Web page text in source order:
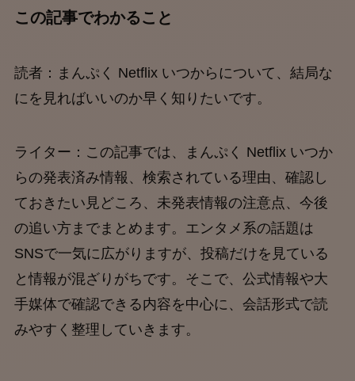
この記事でわかること
読者：まんぷく Netflix いつからについて、結局な
にを見ればいいのか早く知りたいです。
ライター：この記事では、まんぷく Netflix いつか
らの発表済み情報、検索されている理由、確認し
ておきたい見どころ、未発表情報の注意点、今後
の追い方までまとめます。エンタメ系の話題は
SNSで一気に広がりますが、投稿だけを見ている
と情報が混ざりがちです。そこで、公式情報や大
手媒体で確認できる内容を中心に、会話形式で読
みやすく整理していきます。